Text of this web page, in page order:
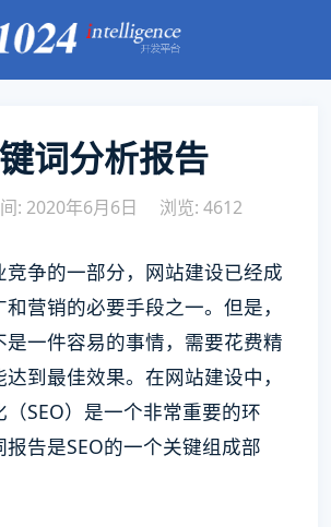
词分析报告
: 2020年6月6日 浏览: 4612
竞争的一部分，网站建设已经成
营销的必要手段之一。但是，
是一件容易的事情，需要花费精
到最佳效果。在网站建设中，
SEO）是一个非常重要的环
告是SEO的一个关键组成部